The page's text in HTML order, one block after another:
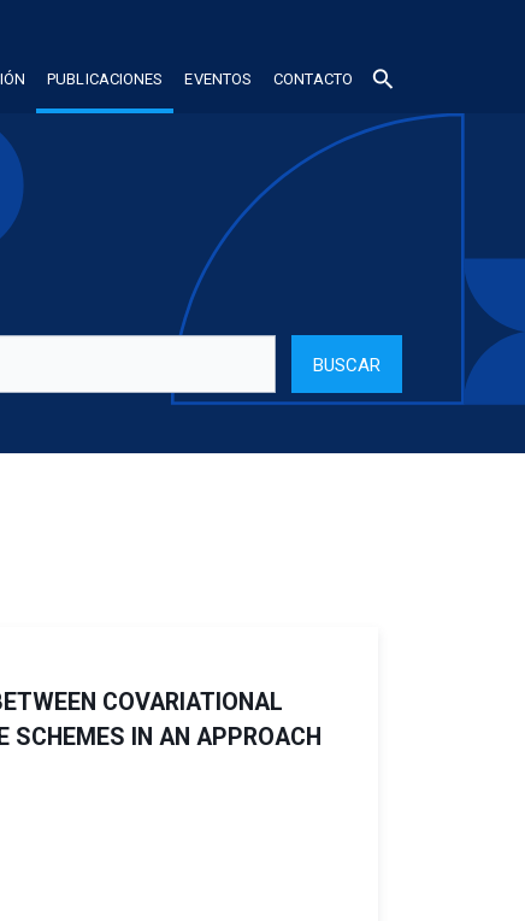
PUBLICACIONES EVENTOS CONTACTO search
COVARIATIONAL
SCHEMES IN AN APPROACH